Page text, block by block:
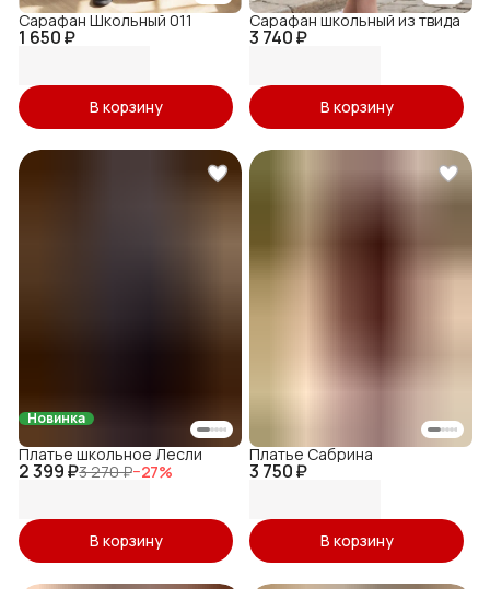
1 650 ₽
Сарафан Школьный 011
В корзину
3 740 ₽
Сарафан школьный из твида
В корзину
Новинка
2 399 ₽3 270 ₽−27%
Платье школьное Лесли
В корзину
3 750 ₽
Платье Сабрина
В корзину